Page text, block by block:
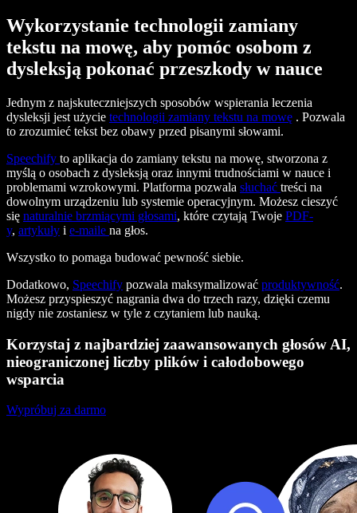
Wykorzystanie technologii zamiany
tekstu na mowę, aby pomóc osobom z
dysleksją pokonać przeszkody w nauce
Jednym z najskuteczniejszych sposobów wspierania leczenia
dysleksji jest użycie technologii zamiany tekstu na mowę . Pozwala
to zrozumieć tekst bez obawy przed pisanymi słowami.
Speechify to aplikacja do zamiany tekstu na mowę, stworzona z
myślą o osobach z dysleksją oraz innymi trudnościami w nauce i
problemami wzrokowymi. Platforma pozwala słuchać treści na
dowolnym urządzeniu lub systemie operacyjnym. Możesz cieszyć
się naturalnie brzmiącymi głosami, które czytają Twoje PDF-
y, artykuły i e-maile na głos.
Wszystko to pomaga budować pewność siebie.
Dodatkowo, Speechify pozwala maksymalizować produktywność.
Możesz przyspieszyć nagrania dwa do trzech razy, dzięki czemu
nigdy nie zostaniesz w tyle z czytaniem lub nauką.
Korzystaj z najbardziej zaawansowanych głosów AI,
nieograniczonej liczby plików i całodobowego
wsparcia
Wypróbuj za darmo